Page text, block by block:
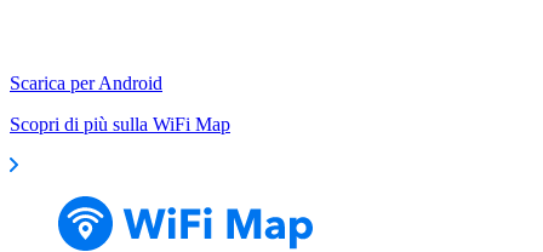
Scarica per Android
Scopri di più sulla WiFi Map